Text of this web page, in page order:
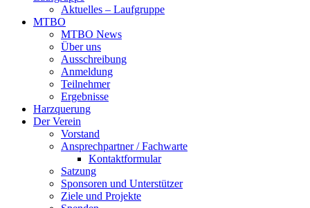
Aktuelles – Laufgruppe
MTBO
MTBO News
Über uns
Ausschreibung
Anmeldung
Teilnehmer
Ergebnisse
Harzquerung
Der Verein
Vorstand
Ansprechpartner / Fachwarte
Kontaktformular
Satzung
Sponsoren und Unterstützer
Ziele und Projekte